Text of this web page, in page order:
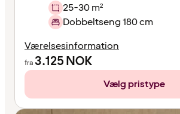
25-30 m²
Dobbeltseng 180 cm
Værelsesinformation
fra 3.125NOK
Vælg pristype